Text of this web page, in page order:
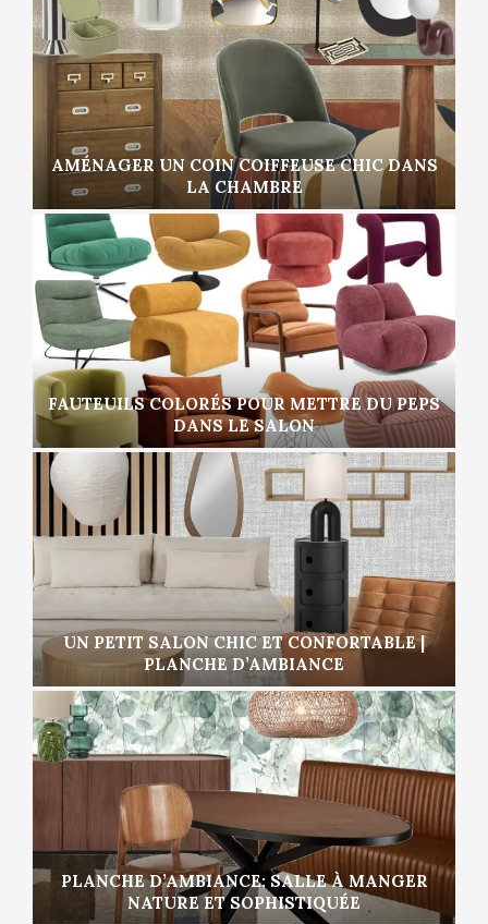
AMÉNAGER UN COIN COIFFEUSE CHIC DANS
LA CHAMBRE
FAUTEUILS COLORÉS POUR METTRE DU PEPS
DANS LE SALON
UN PETIT SALON CHIC ET CONFORTABLE |
PLANCHE D’AMBIANCE
PLANCHE D’AMBIANCE: SALLE À MANGER
NATURE ET SOPHISTIQUÉE